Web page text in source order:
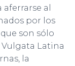
aferrarse al
por los
son sólo
Vulgata Latina
la